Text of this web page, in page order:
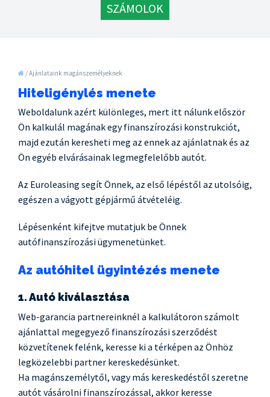
SZÁMOLOK
/Ajánlataink magánszemélyeknek
Hiteligénylés menete
Weboldalunk azért különleges, mert itt nálunk először
Ön kalkulál magának egy finanszírozási konstrukciót,
majd ezután keresheti meg az ennek az ajánlatnak és az
Ön egyéb elvárásainak legmegfelelőbb autót.
Az Euroleasing segít Önnek, az első lépéstől az utolsóig,
egészen a vágyott gépjármű átvételéig.
Lépésenként kifejtve mutatjuk be Önnek
autófinanszírozási ügymenetünket.
Az autóhitel ügyintézés menete
1. Autó kiválasztása
Web-garancia partnereinknél a kalkulátoron számolt
ajánlattal megegyező finanszírozási szerződést
közvetítenek felénk, keresse ki a térképen az Önhöz
legközelebbi partner kereskedésünket.
Ha magánszemélytől, vagy más kereskedéstől szeretne
autót vásárolni finanszírozással, akkor keresse